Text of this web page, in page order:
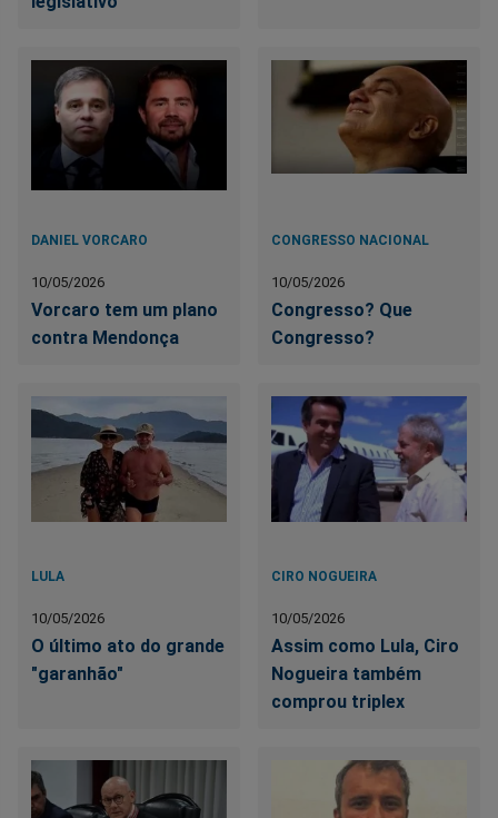
DANIEL VORCARO
10/05/2026
Vorcaro tem um plano
contra Mendonça
CONGRESSO NACIONAL
10/05/2026
Congresso? Que
Congresso?
LULA
10/05/2026
O último ato do grande
"garanhão"
CIRO NOGUEIRA
10/05/2026
Assim como Lula, Ciro
Nogueira também
comprou triplex